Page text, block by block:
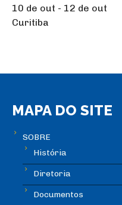
10 de out - 12 de out
Curitiba
MAPA DO SITE
SOBRE
História
Diretoria
Documentos